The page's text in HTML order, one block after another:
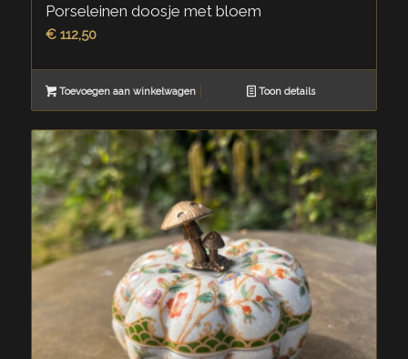
Porseleinen doosje met bloem
€112,50
Toevoegen aan winkelwagen Toon details